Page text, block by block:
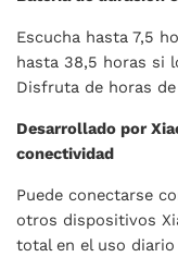
Escucha hasta 7,5
hasta 38,5 horas si
Disfruta de horas
Desarrollado por
conectividad
Puede conectarse
otros dispositivos
total en el uso